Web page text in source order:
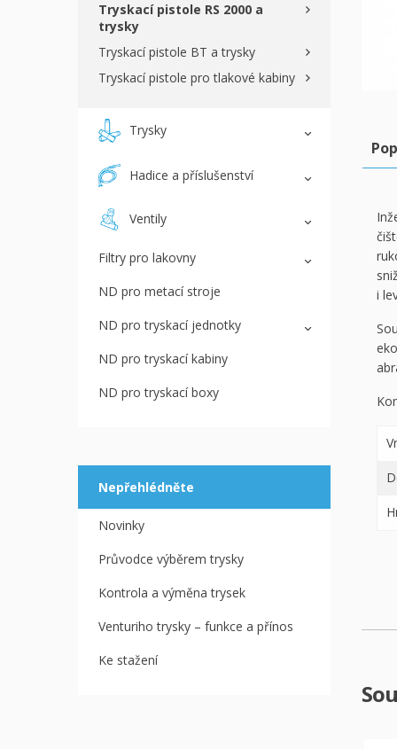
Tryskací pistole RS 2000 a
trysky
Tryskací pistole BT a trysky
Tryskací pistole pro tlakové kabiny
Trysky
Hadice a příslušenství
Ventily
Filtry pro lakovny
ND pro metací stroje
ND pro tryskací jednotky
ND pro tryskací kabiny
ND pro tryskací boxy
Nepřehlédněte
Novinky
Průvodce výběrem trysky
Kontrola a výměna trysek
Venturiho trysky – funkce a přínos
Ke stažení
i